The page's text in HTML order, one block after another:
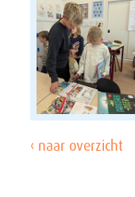
‹ naar overzicht